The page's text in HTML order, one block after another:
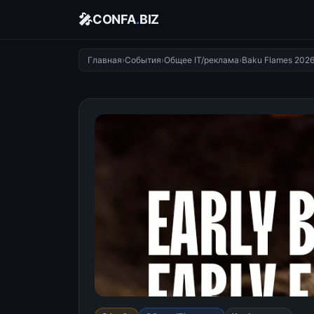
🎤CONFA.BIZ
Главная›События›Общее IT/реклама›Baku Flames 2026